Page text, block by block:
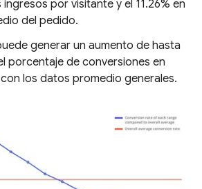
ingresos por visitante y el 11.26% en
del pedido.
generar un aumento de hasta
porcentaje de conversiones en
los datos promedio generales.